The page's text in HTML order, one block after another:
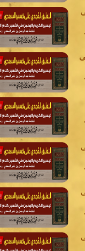
إلى
( 23) إلى
إلى
إلى
إلى